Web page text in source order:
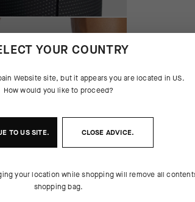
YOUR COUNTRY
Websitesite, but it appears you are located in US.
How would you like to proceed?
TOUSSITE. CLOSE ADVICE.
your location while shopping will remove all
shopping bag.